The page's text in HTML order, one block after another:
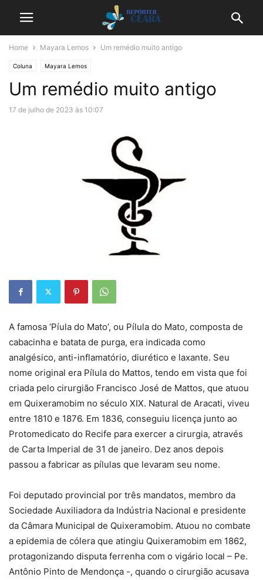
Home Mayara Lemos Um remédio muito antigo
Coluna Mayara Lemos
Um remédio muito antigo
17 de julho de 2023 às 10:07
A famosa ‘Píula do Mato’, ou Pílula do Mato, composta de
cabacinha e batata de purga, era indicada como
analgésico, anti-inflamatório, diurético e laxante. Seu
nome original era Pílula do Mattos, tendo em vista que foi
criada pelo cirurgião Francisco José de Mattos, que atuou
em Quixeramobim no século XIX. Natural de Aracati, viveu
entre 1810 e 1876. Em 1836, conseguiu licença junto ao
Protomedicato do Recife para exercer a cirurgia, através
de Carta Imperial de 31 de janeiro. Dez anos depois
passou a fabricar as pílulas que levaram seu nome.
Foi deputado provincial por três mandatos, membro da
Sociedade Auxiliadora da Indústria Nacional e presidente
da Câmara Municipal de Quixeramobim. Atuou no combate
a epidemia de cólera que atingiu Quixeramobim em 1862,
protagonizando disputa ferrenha com o vigário local – Pe.
Antônio Pinto de Mendonça -, quando o cirurgião acusava